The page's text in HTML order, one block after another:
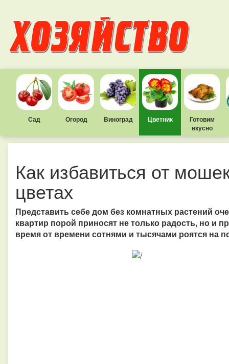
Сад Огород Виноград Цветник
Готовим
вкусно
Как избавиться от
цветах
Представить себе дом без комнатных растений
квартир порой приносят не только радость, но и
время от времени сотнями и тысячами роятся на